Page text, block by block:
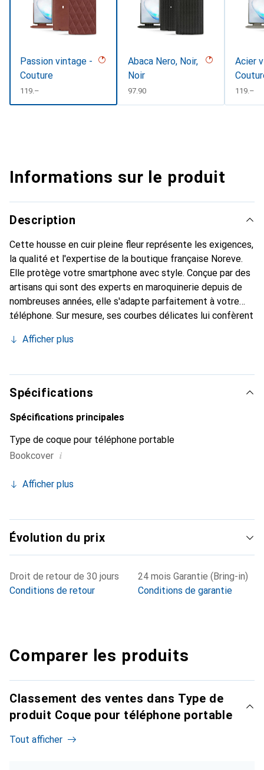
Passion vintage -
Couture
CHF
119.–
Abaca Nero, Noir,
Noir
CHF
97.90
Acier
CHF
119.–
Informations sur le produit
Description
Cette housse en cuir pleine fleur représente les exigences,
la qualité et l'expertise de la boutique française Noreve.
Elle protège votre smartphone avec style. Conçue par des
artisans qui sont des experts en maroquinerie depuis de
nombreuses années, elle s'adapte parfaitement à votre
téléphone. Sur mesure, ses courbes délicates lui confèrent
et indispensable pour votre smartphone. La marque
de haute qualité et constitue un choix sûr pour une
clientèle exigeante.
Afficher plus
Spécifications
Spécifications principales
Type de coque pour téléphone portable
Bookcover i
Afficher plus
Évolution du prix
Droit de retour de 30 jours
Conditions de retour
24 mois Garantie (Bring-in)
Conditions de garantie
Comparer les produits
Classement des ventes dans Type de
produit Coque pour téléphone portable
Tout afficher